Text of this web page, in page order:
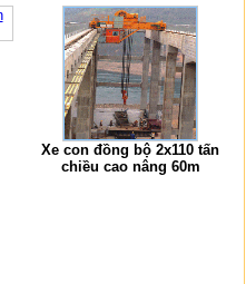
Xe con đồng bộ 2x110 tấn
chiều cao nâng 60m